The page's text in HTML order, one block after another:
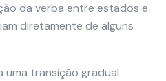
da verba entre estados e
diretamente de alguns
uma transição gradual